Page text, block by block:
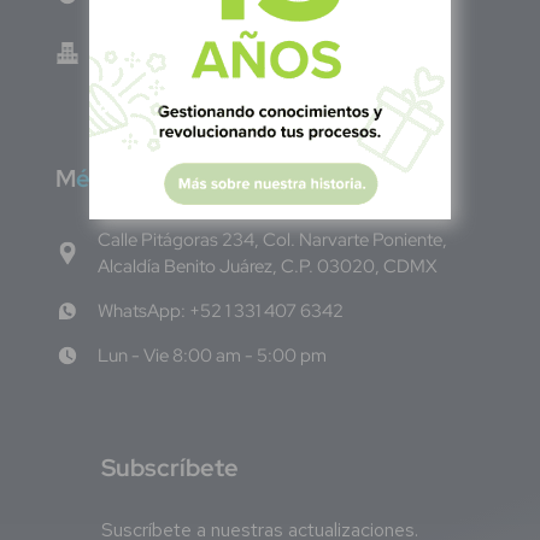
Green Know S.A de C.V - El Salvador 0614-
220118-102-0
México
Calle Pitágoras 234, Col. Narvarte Poniente,
Alcaldía Benito Juárez, C.P. 03020, CDMX
WhatsApp: +52 1 331 407 6342
Lun - Vie 8:00 am - 5:00 pm
Subscríbete
Suscríbete a nuestras actualizaciones.